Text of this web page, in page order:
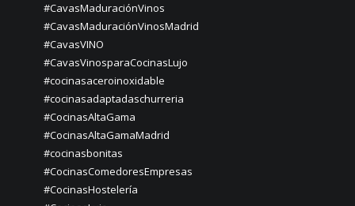
#CavasMaduraciónVinos
#CavasMaduraciónVinosMadrid
#CavasVINO
#CavasVinosparaCocinasLujo
#cocinasaceroinoxidable
#cocinasadaptadaschurreria
#CocinasAltaGama
#CocinasAltaGamaMadrid
#cocinasbonitas
#CocinasComedoresEmpresas
#CocinasHostelería